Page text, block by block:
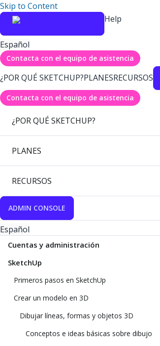
Skip to Content
Help
Español
Contacta con el equipo de asistencia
¿POR QUÉ SKETCHUP?PLANESRECURSOS
Contacta con el equipo de asistencia
¿POR QUÉ SKETCHUP?
PLANES
RECURSOS
ADMIN CONSOLE
Español
Cuentas y administración
SketchUp
Primeros pasos en SketchUp
Crear un modelo en 3D
Dibujar líneas, formas y objetos 3D
Conceptos e ideas básicas sobre dibujo